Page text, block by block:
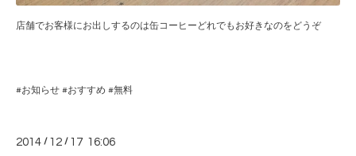
店舗でお客様にお出しするのは缶コーヒーどれでもお好きなのをどうぞ
#お知らせ #おすすめ #無料
2014 / 12 / 17 16:06